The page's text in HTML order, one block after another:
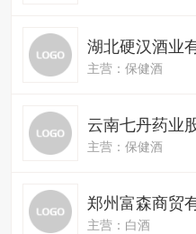
湖北硬汉酒业
主营：保健酒
云南七丹药业
主营：保健酒
郑州富森商贸
主营：白酒